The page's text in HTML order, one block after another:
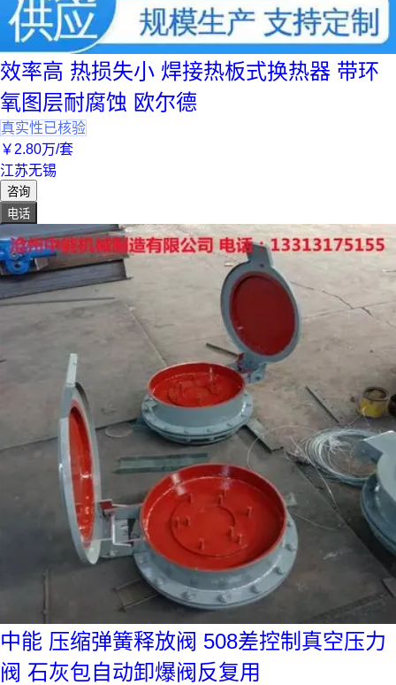
效率高 热损失小 焊接热板式换热器 带环
氧图层耐腐蚀 欧尔德
真实性已核验
￥ 2.80万/套
江苏无锡
咨询
电话
中能 压缩弹簧释放阀 508差控制真空压力
阀 石灰包自动卸爆阀反复用